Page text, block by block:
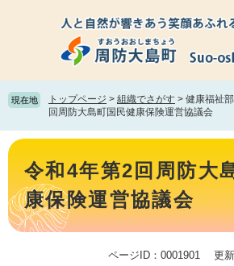
頭
で
飛
ば
て
現在地 トップページ > 組織でさがす > 健康福祉部
回周防大島町国民健康保険運営協議会
本
令和4年第2回周防大
康保険運営協議会
ページID：0001901 更